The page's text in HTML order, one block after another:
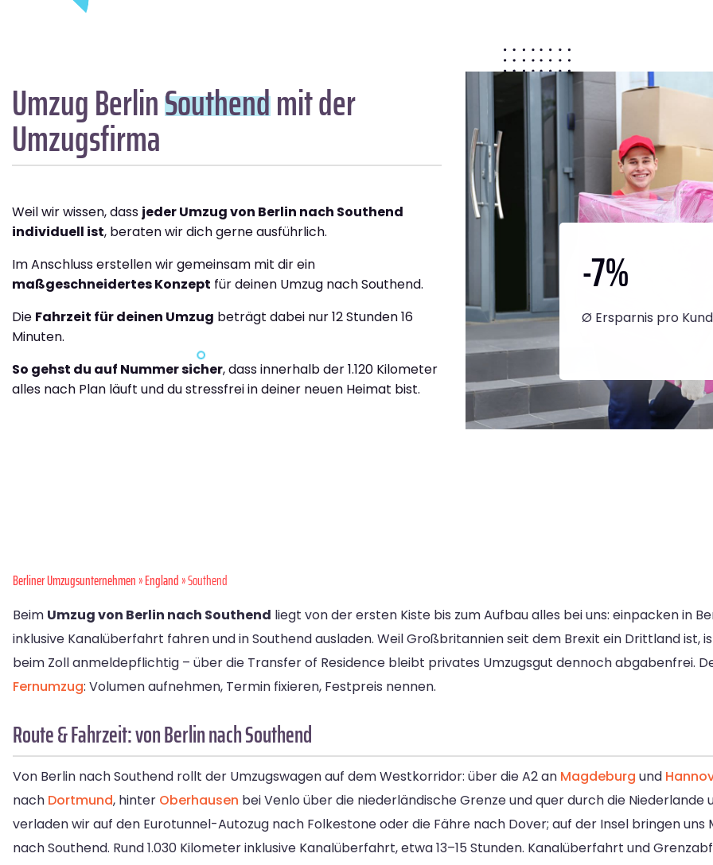
Umzug BerlinSouthendmit der
Umzugsfirma
Weil wir wissen, dass jeder Umzug von Berlin nach Southend
individuell ist, beraten wir dich gerne ausführlich.
Im Anschluss erstellen wir gemeinsam mit dir ein
maßgeschneidertes Konzept für deinen Umzug nach Southend.
Die Fahrzeit für deinen Umzug beträgt dabei nur 12 Stunden 16
Minuten.
So gehst du auf Nummer sicher, dass innerhalb der 1.120 Kilometer
alles nach Plan läuft und du stressfrei in deiner neuen Heimat bist.
-7%
Ø Ersparnis pro
Berliner Umzugsunternehmen»England» Southend
Beim Umzug von Berlin nach Southend liegt von der ersten Kiste bis zum Aufbau alles bei uns: einpacken in
inklusive Kanalüberfahrt fahren und in Southend ausladen. Weil Großbritannien seit dem Brexit ein Drittland ist,
beim Zoll anmeldepflichtig – über die Transfer of Residence bleibt privates Umzugsgut dennoch abgabenfrei.
Fernumzug: Volumen aufnehmen, Termin fixieren, Festpreis nennen.
Route & Fahrzeit: von Berlin nach Southend
Von Berlin nach Southend rollt der Umzugswagen auf dem Westkorridor: über die A2 an Magdeburg und
nach Dortmund, hinter Oberhausen bei Venlo über die niederländische Grenze und quer durch die Niederlande
verladen wir auf den Eurotunnel-Autozug nach Folkestone oder die Fähre nach Dover; auf der Insel bringen uns
nach Southend. Rund 1.030 Kilometer inklusive Kanalüberfahrt, etwa 13–15 Stunden. Kanalüberfahrt und